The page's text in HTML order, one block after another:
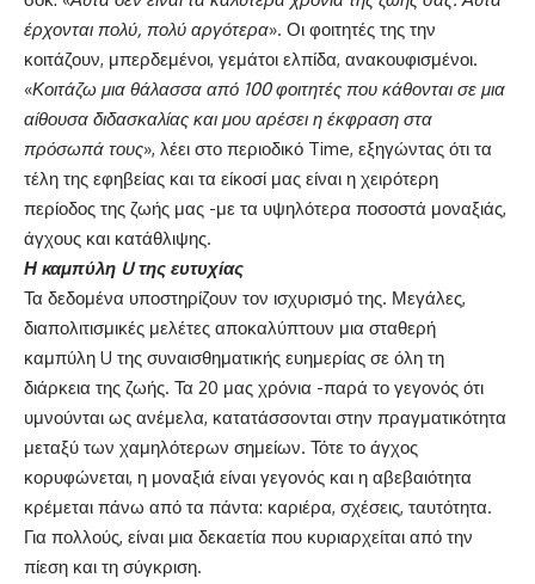
έρχονται πολύ, πολύ αργότερα». Οι φοιτητές της την
κοιτάζουν, μπερδεμένοι, γεμάτοι ελπίδα, ανακουφισμένοι.
«Κοιτάζω μια θάλασσα από 100 φοιτητές που κάθονται σε μια
αίθουσα διδασκαλίας και μου αρέσει η έκφραση στα
πρόσωπά τους», λέει στο περιοδικό Time, εξηγώντας ότι τα
τέλη της εφηβείας και τα είκοσί μας είναι η χειρότερη
περίοδος της ζωής μας -με τα υψηλότερα ποσοστά μοναξιάς,
άγχους και κατάθλιψης.
Η καμπύλη U της ευτυχίας
Τα δεδομένα υποστηρίζουν τον ισχυρισμό της. Μεγάλες,
διαπολιτισμικές μελέτες αποκαλύπτουν μια σταθερή
καμπύλη U της συναισθηματικής ευημερίας σε όλη τη
διάρκεια της ζωής. Τα 20 μας χρόνια -παρά το γεγονός ότι
υμνούνται ως ανέμελα, κατατάσσονται στην πραγματικότητα
μεταξύ των χαμηλότερων σημείων. Τότε το άγχος
κορυφώνεται, η μοναξιά είναι γεγονός και η αβεβαιότητα
κρέμεται πάνω από τα πάντα: καριέρα, σχέσεις, ταυτότητα.
Για πολλούς, είναι μια δεκαετία που κυριαρχείται από την
πίεση και τη σύγκριση.